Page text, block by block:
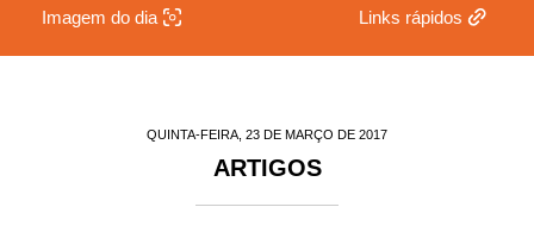
Imagem do dia Links rápidos
QUINTA-FEIRA, 23 DE MARÇO DE 2017
ARTIGOS